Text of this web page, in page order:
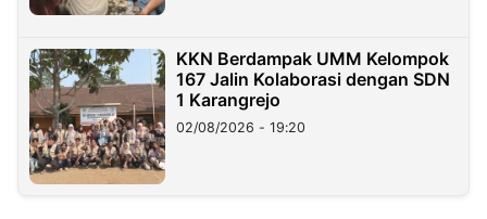
KKN Berdampak UMM Kelompok
167 Jalin Kolaborasi dengan SDN
1 Karangrejo
02/08/2026 - 19:20